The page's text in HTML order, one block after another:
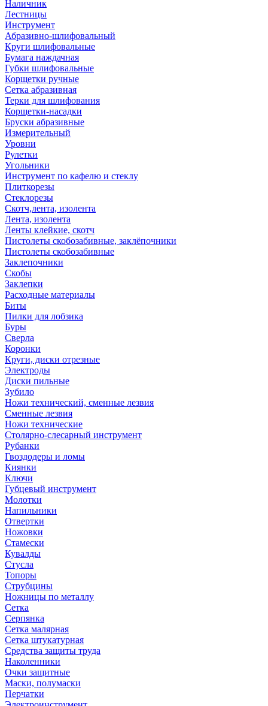
Наличник
Лестницы
Инструмент
Абразивно-шлифовальный
Круги шлифовальные
Бумага наждачная
Губки шлифовальные
Корщетки ручные
Сетка абразивная
Терки для шлифования
Корщетки-насадки
Бруски абразивные
Измерительный
Уровни
Рулетки
Угольники
Инструмент по кафелю и стеклу
Плиткорезы
Стеклорезы
Скотч,лента, изолента
Лента, изолента
Ленты клейкие, скотч
Пистолеты скобозабивные, заклёпочники
Пистолеты скобозабивные
Заклепочники
Скобы
Заклепки
Расходные материалы
Биты
Пилки для лобзика
Буры
Сверла
Коронки
Круги, диски отрезные
Электроды
Диски пильные
Зубило
Ножи технический, сменные лезвия
Сменные лезвия
Ножи технические
Столярно-слесарный инструмент
Рубанки
Гвоздодеры и ломы
Киянки
Ключи
Губцевый инструмент
Молотки
Напильники
Отвертки
Ножовки
Стамески
Кувалды
Стусла
Топоры
Струбцины
Ножницы по металлу
Сетка
Серпянка
Сетка малярная
Сетка штукатурная
Средства защиты труда
Наколенники
Очки защитные
Маски, полумаски
Перчатки